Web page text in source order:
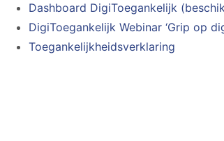
Dashboard DigiToegankelijk
DigiToegankelijk Webinar ‘Grip op
Toegankelijkheidsverklaring